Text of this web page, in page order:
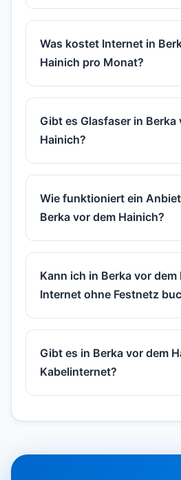
Was kostet Internet in
Hainich pro Monat?
Gibt es Glasfaser in Berka
Hainich?
Wie funktioniert ein
Berka vor dem Hainich?
Kann ich in Berka vor dem
Internet ohne Festnetz
Gibt es in Berka vor dem
Kabelinternet?